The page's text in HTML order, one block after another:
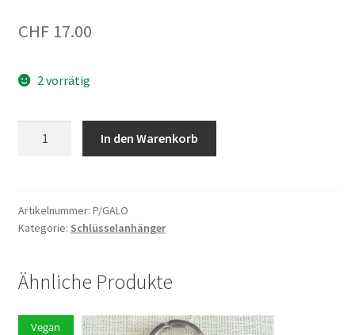
CHF17.00
2 vorrätig
In den Warenkorb
Artikelnummer: P/GALO
Kategorie: Schlüsselanhänger
Ähnliche Produkte
Vegan